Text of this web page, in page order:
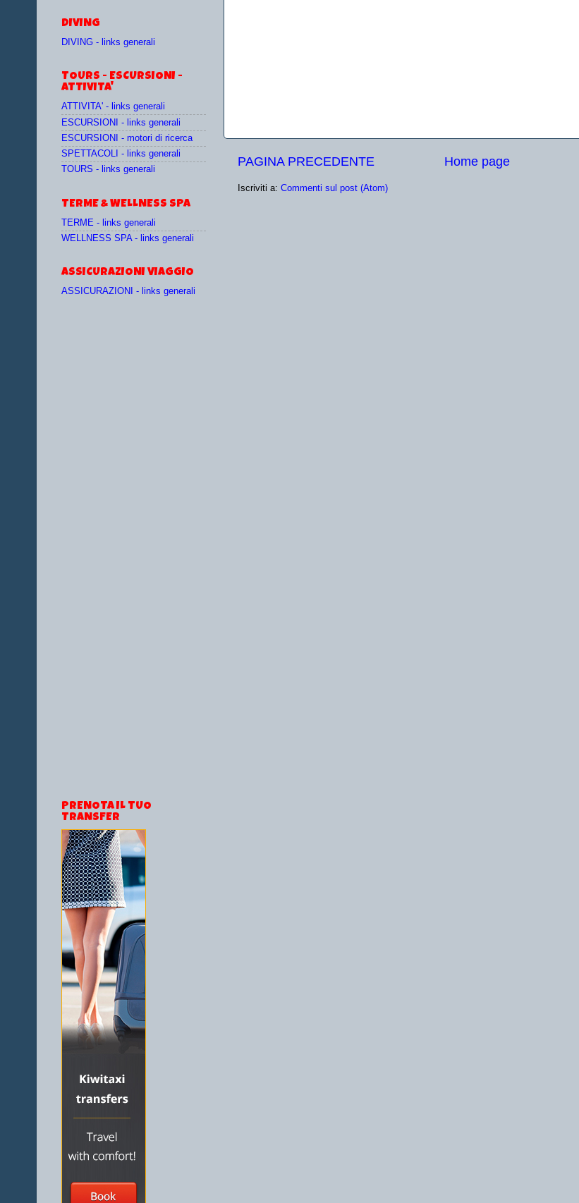
PAGINA PRECEDENTE Home page
Iscriviti a: Commenti sul post (Atom)
DIVING
DIVING - links generali
TOURS - ESCURSIONI -
ATTIVITA'
ATTIVITA' - links generali
ESCURSIONI - links generali
ESCURSIONI - motori di ricerca
SPETTACOLI - links generali
TOURS - links generali
TERME & WELLNESS SPA
TERME - links generali
WELLNESS SPA - links generali
ASSICURAZIONI VIAGGIO
ASSICURAZIONI - links generali
PRENOTA IL TUO
TRANSFER